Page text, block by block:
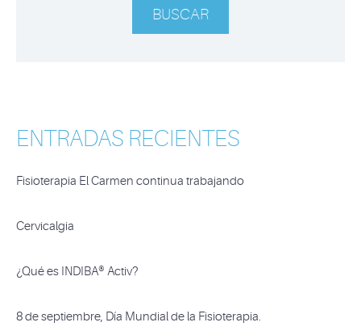
ENTRADAS RECIENTES
Fisioterapia El Carmen continua trabajando
Cervicalgia
¿Qué es INDIBA® Activ?
8 de septiembre, Día Mundial de la Fisioterapia.